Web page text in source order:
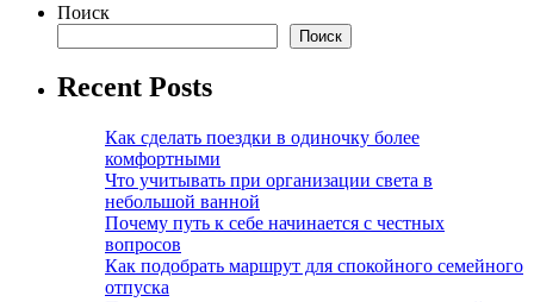
Поиск
Поиск
Recent Posts
Как сделать поездки в одиночку более
комфортными
Что учитывать при организации света в
небольшой ванной
Почему путь к себе начинается с честных
вопросов
Как подобрать маршрут для спокойного семейного
отпуска